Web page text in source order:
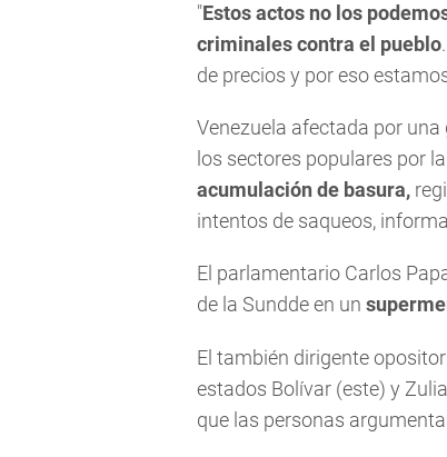
"Estos actos no los
criminales contra el pueblo
de precios y por eso
Venezuela afectada por
los sectores populares por la
acumulación de basura,
intentos de saqueos,
El parlamentario Carlos
de la Sundde en un
El también dirigente
estados Bolívar (este) y
que las personas